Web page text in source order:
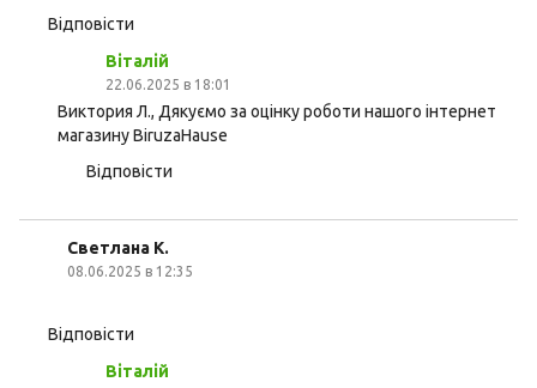
Відповісти
Віталій
22.06.2025 в 18:01
Виктория Л., Дякуємо за оцінку роботи нашого інтернет
магазину BiruzaHause
Відповісти
Светлана К.
08.06.2025 в 12:35
Відповісти
Віталій